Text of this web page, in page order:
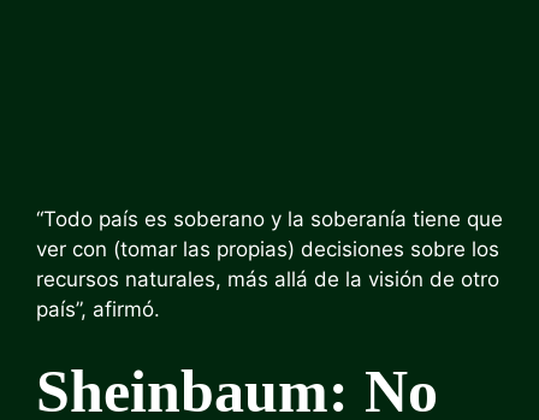
“Todo país es soberano y la soberanía tiene que
ver con (tomar las propias) decisiones sobre los
recursos naturales, más allá de la visión de otro
país”, afirmó.
Sheinbaum: No